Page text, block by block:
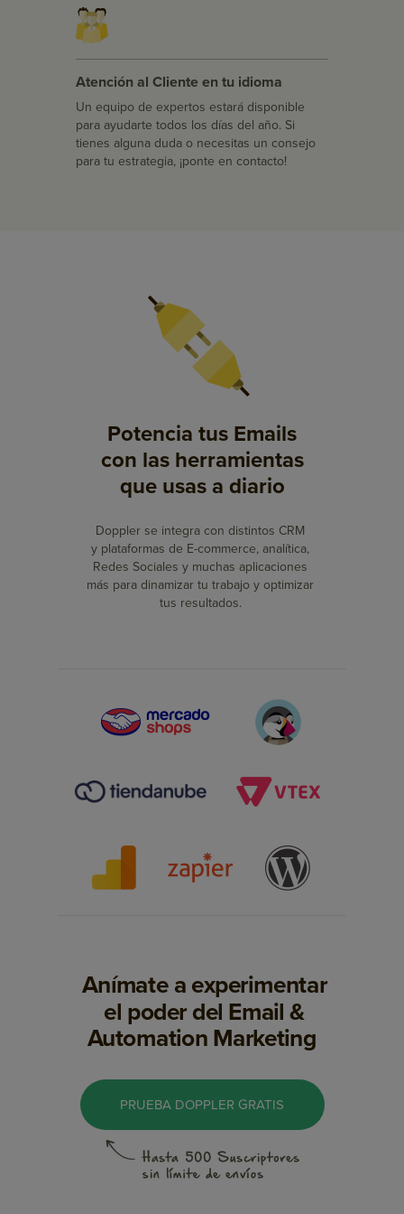
Anímate a experimentar
el poder del Email &
Automation Marketing
PRUEBA DOPPLER GRATIS
Potencia tus Emails
con las herramientas
que usas a diario
Doppler se integra con distintos CRM
y plataformas de E-commerce, analítica,
Redes Sociales y muchas aplicaciones
más para dinamizar tu trabajo y optimizar
tus resultados.
Atención al Cliente en tu idioma
Un equipo de expertos estará disponible
para ayudarte todos los días del año. Si
tienes alguna duda o necesitas un consejo
para tu estrategia, ¡ponte en contacto!